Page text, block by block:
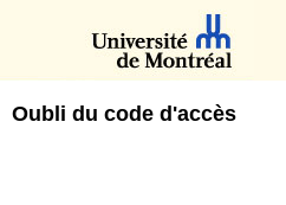
Oubli du code d'accès